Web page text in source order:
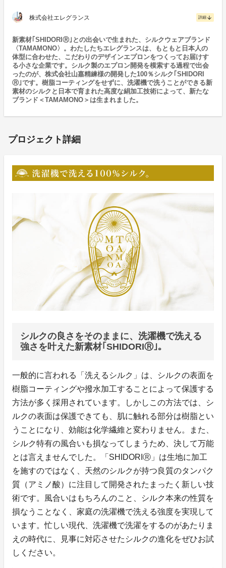
株式会社エレグランス 詳細 arrow_downward
新素材｢SHIDORIⓇ｣との出会いで生まれた、シルクウェアブランド
〈TAMAMONO〉。わたしたちエレグランスは、もともと日本人の
体型に合わせた、こだわりのデザインエプロンをつくってお届けす
る小さな企業です。シルク製のエプロン開発を模索する過程で出会
ったのが、株式会社山嘉精練様の開発した100％シルク｢SHIDORI
Ⓡ｣です。樹脂コーティングをせずに、洗濯機で洗うことができる新
素材のシルクと日本で育まれた高度な絹加工技術によって、新たな
ブランド＜TAMAMONO＞は生まれました。
プロジェクト詳細
シルクの良さをそのままに、洗濯機で洗える
強さを叶えた新素材｢SHIDORIⓇ｣。
一般的に言われる「洗えるシルク」は、シルクの表面を
樹脂コーティングや撥水加工することによって保護する
方法が多く採用されています。しかしこの方法では、シ
ルクの表面は保護できても、肌に触れる部分は樹脂とい
うことになり、効能は化学繊維と変わりません。また、
シルク特有の風合いも損なってしまうため、決して万能
とは言えませんでした。「SHIDORIⓇ」は生地に加工
を施すのではなく、天然のシルクが持つ良質のタンパク
質（アミノ酸）に注目して開発されたまったく新しい技
術です。風合いはもちろんのこと、シルク本来の性質を
損なうことなく、家庭の洗濯機で洗える強度を実現して
います。忙しい現代、洗濯機で洗濯をするのがあたりま
えの時代に、見事に対応させたシルクの進化をぜひお試
しください。